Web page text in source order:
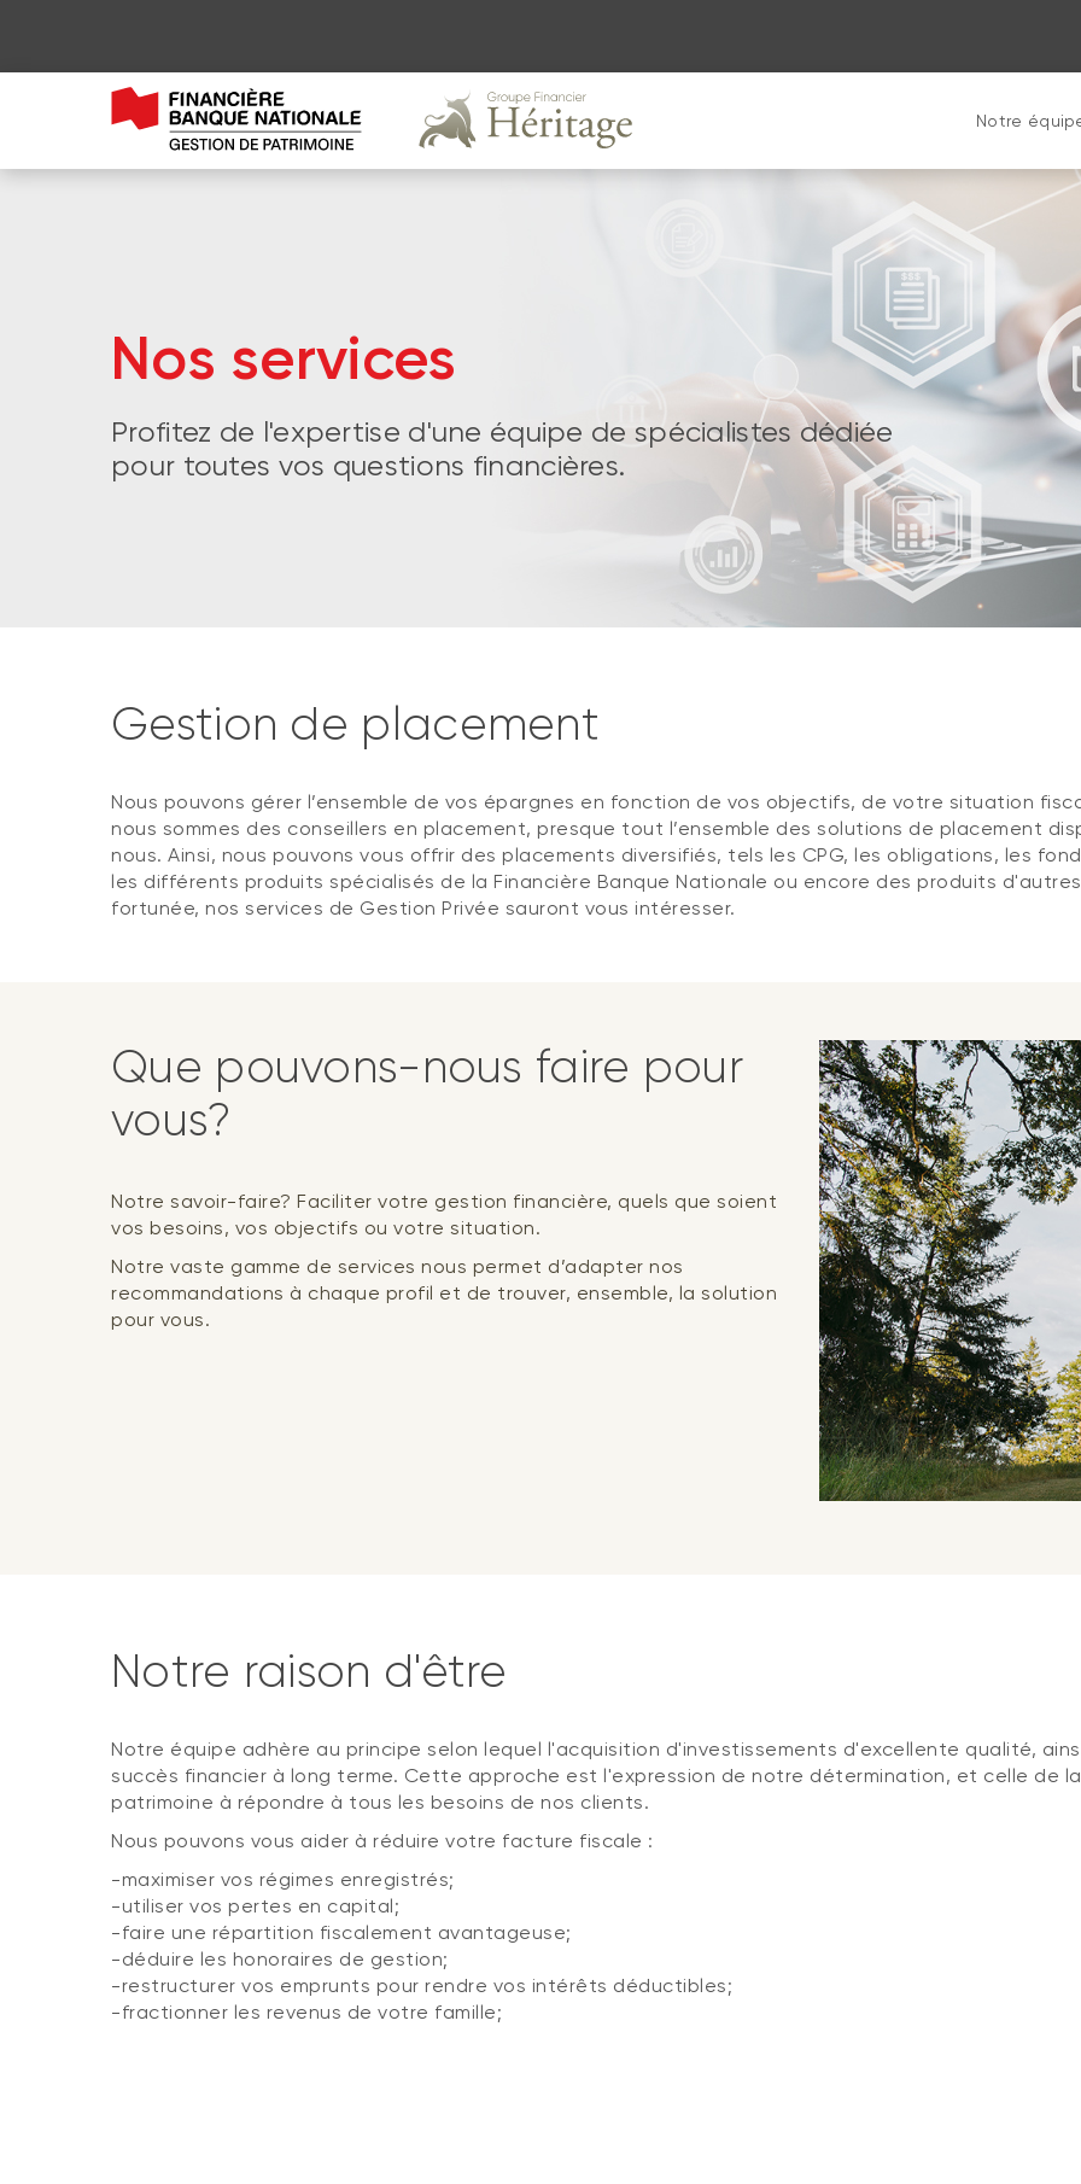
Notre
Nos services
Profitez de l'expertise d'une équipe de spécialistes dédiée
pour toutes vos questions financières.
Gestion de placement
Nous pouvons gérer l’ensemble de vos épargnes en fonction de vos objectifs, de votre situation
nous sommes des conseillers en placement, presque tout l’ensemble des solutions de placement
nous. Ainsi, nous pouvons vous offrir des placements diversifiés, tels les CPG, les obligations, les
les différents produits spécialisés de la Financière Banque Nationale ou encore des produits
fortunée, nos services de Gestion Privée sauront vous intéresser.
Que pouvons-nous faire pour
vous?
Notre savoir-faire? Faciliter votre gestion financière, quels que soient
vos besoins, vos objectifs ou votre situation.
Notre vaste gamme de services nous permet d’adapter nos
recommandations à chaque profil et de trouver, ensemble, la solution
pour vous.
Notre raison d'être
Notre équipe adhère au principe selon lequel l'acquisition d'investissements d'excellente qualité,
succès financier à long terme. Cette approche est l'expression de notre détermination, et celle de
patrimoine à répondre à tous les besoins de nos clients.
Nous pouvons vous aider à réduire votre facture fiscale :
-maximiser vos régimes enregistrés;
-utiliser vos pertes en capital;
-faire une répartition fiscalement avantageuse;
-déduire les honoraires de gestion;
-restructurer vos emprunts pour rendre vos intérêts déductibles;
-fractionner les revenus de votre famille;